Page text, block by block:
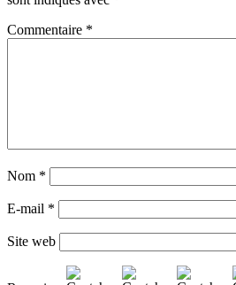
Commentaire *
Nom *
E-mail *
Site web